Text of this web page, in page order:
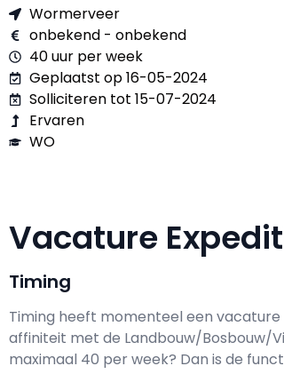
Wormerveer
onbekend - onbekend
40 uur per week
Geplaatst op 16-05-2024
Solliciteren tot 15-07-2024
Ervaren
WO
Vacature
Timing
Timing heeft momenteel een
affiniteit met de Landbouw/Bosbouw/
maximaal 40 per week? Dan is de